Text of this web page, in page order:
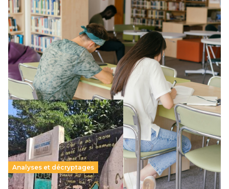
Supérieur privé : une dérive qui met à mal la
promesse républicaine
11 juillet 2026-
Le projet de loi sur la régulation de l’enseignement
supérieur privé met en lumière l’amplification d’un système
qui relègue l’acte pédagogique au superfétatoire, voire à…
Lire la suite →
Analyses et décryptages